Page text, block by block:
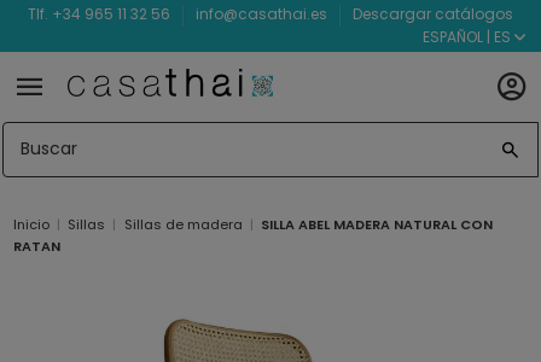
Tlf. +34 965 11 32 56 info@casathai.es
Descargar catálogos
ESPAÑOL | ES
Inicio Sillas Sillas de madera
SILLA ABEL MADERA NATURAL CON
RATAN